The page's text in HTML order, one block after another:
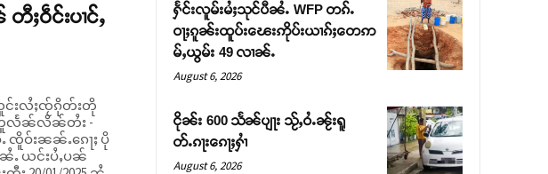
ဝဵင်းပၢင်ႇ
လူင်းလႆႈၸႂ်ၵိုတ်းတို
းတူလႅၼ်လိၼ်တႆး -
ၸိူဝ်းၼၼ်ႉၵေႃႈ ပို
ႉ ယင်းပႆႇပၼ်
ႁႅင်းလူမ်းမႆႈသုင်ပီၼႆႉ WFP တၵ်ႉ
ဝႃႈၵူၼ်းထူပ်းၽေးဢိုပ်းယၢၵ်ႈတေဢ
မ်ႇယွမ်း 49 လၢၼ်ႉ
August 6, 2026
ငိုၼ်း 600 သႅၼ်ပျႃး သႂ်ႇဝႆႉၼႂ်းရူ
တ်ႉၵႃးၵေႃႈႁၢႆ
August 6, 2026